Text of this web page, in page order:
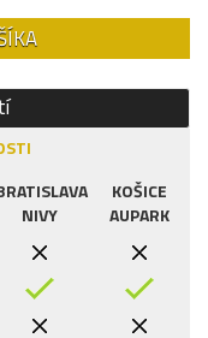
NIVY
KOŠICE
AUPARK